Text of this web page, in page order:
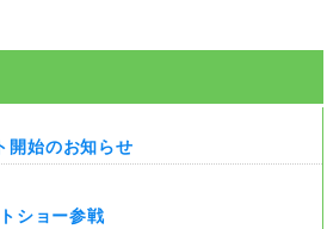
開始のお知らせ
ショー参戦